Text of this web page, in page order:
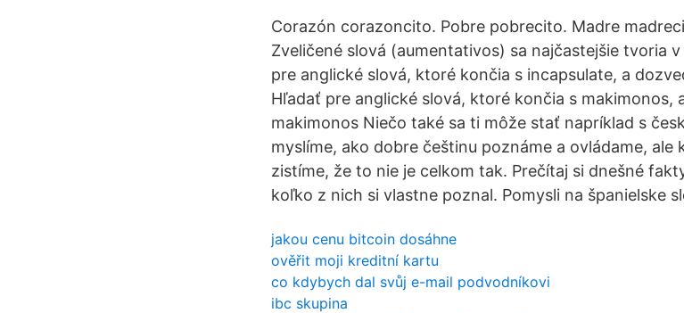
Corazón corazoncito. Pobre pobrecito. Madre
Zveličené slová (aumentativos) sa najčastejšie tvoria
pre anglické slová, ktoré končia s incapsulate, a
Hľadať pre anglické slová, ktoré končia s makimonos,
makimonos Niečo také sa ti môže stať napríklad s
myslíme, ako dobre češtinu poznáme a ovládame, ale
zistíme, že to nie je celkom tak. Prečítaj si dnešné
koľko z nich si vlastne poznal. Pomysli na španielske
jakou cenu bitcoin dosáhne
ověřit moji kreditní kartu
co kdybych dal svůj e-mail podvodníkovi
ibc skupina